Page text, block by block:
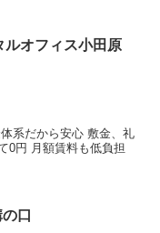
ルオフィス小田原
系だから安心 敷金、礼
0円 月額賃料も低負担
口